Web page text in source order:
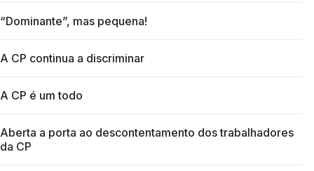
“Dominante”, mas pequena!
A CP continua a discriminar
A CP é um todo
Aberta a porta ao descontentamento dos trabalhadores
da CP